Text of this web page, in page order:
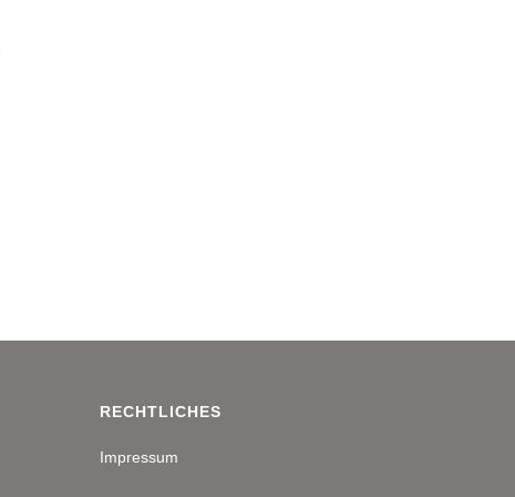
RECHTLICHES
Impressum